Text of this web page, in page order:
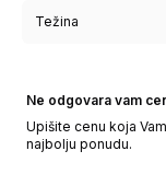
Težina
Ne odgovara vam
Upišite cenu koja
najbolju ponudu.